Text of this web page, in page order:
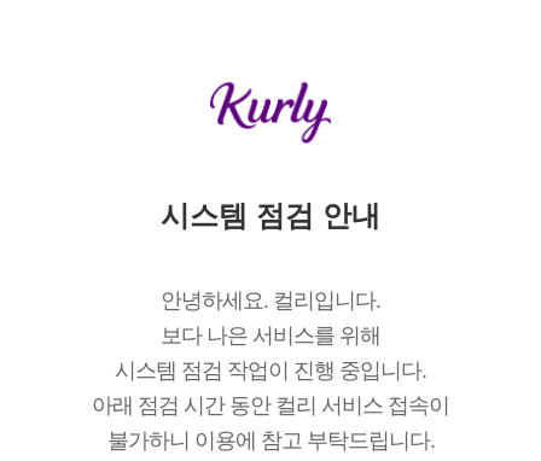
시스템 점검 안내
안녕하세요. 컬리입니다.
보다 나은 서비스를 위해
시스템 점검 작업이 진행 중입니다.
아래 점검 시간 동안 컬리 서비스 접속이
불가하니 이용에 참고 부탁드립니다.